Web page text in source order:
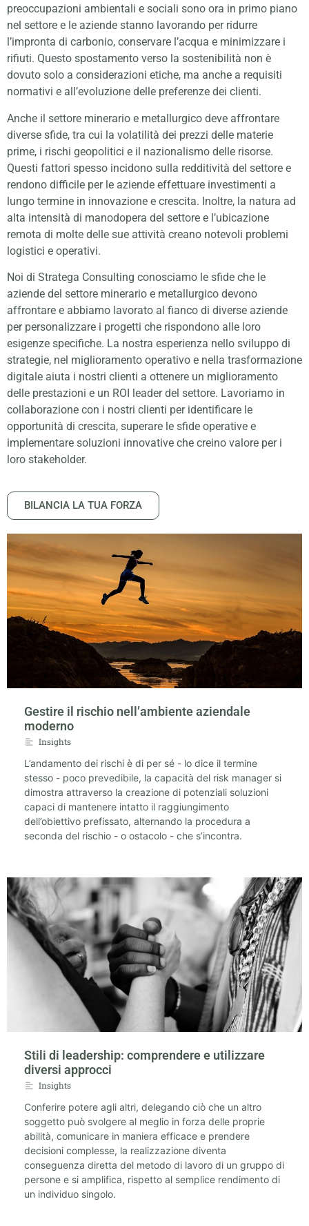
preoccupazioni ambientali e sociali sono ora in primo piano
nel settore e le aziende stanno lavorando per ridurre
l’impronta di carbonio, conservare l’acqua e minimizzare i
rifiuti. Questo spostamento verso la sostenibilità non è
dovuto solo a considerazioni etiche, ma anche a requisiti
normativi e all’evoluzione delle preferenze dei clienti.
Anche il settore minerario e metallurgico deve affrontare
diverse sfide, tra cui la volatilità dei prezzi delle materie
prime, i rischi geopolitici e il nazionalismo delle risorse.
Questi fattori spesso incidono sulla redditività del settore e
rendono difficile per le aziende effettuare investimenti a
lungo termine in innovazione e crescita. Inoltre, la natura ad
alta intensità di manodopera del settore e l’ubicazione
remota di molte delle sue attività creano notevoli problemi
logistici e operativi.
Noi di Stratega Consulting conosciamo le sfide che le
aziende del settore minerario e metallurgico devono
affrontare e abbiamo lavorato al fianco di diverse aziende
per personalizzare i progetti che rispondono alle loro
esigenze specifiche. La nostra esperienza nello sviluppo di
strategie, nel miglioramento operativo e nella trasformazione
digitale aiuta i nostri clienti a ottenere un miglioramento
delle prestazioni e un ROI leader del settore. Lavoriamo in
collaborazione con i nostri clienti per identificare le
opportunità di crescita, superare le sfide operative e
implementare soluzioni innovative che creino valore per i
loro stakeholder.
BILANCIA LA TUA FORZA
Gestire il rischio nell’ambiente aziendale
moderno
Insights
L’andamento dei rischi è di per sé - lo dice il termine
stesso - poco prevedibile, la capacità del risk manager si
dimostra attraverso la creazione di potenziali soluzioni
capaci di mantenere intatto il raggiungimento
dell’obiettivo prefissato, alternando la procedura a
seconda del rischio - o ostacolo - che s’incontra.
Stili di leadership: comprendere e utilizzare
diversi approcci
Insights
Conferire potere agli altri, delegando ciò che un altro
soggetto può svolgere al meglio in forza delle proprie
abilità, comunicare in maniera efficace e prendere
decisioni complesse, la realizzazione diventa
conseguenza diretta del metodo di lavoro di un gruppo di
persone e si amplifica, rispetto al semplice rendimento di
un individuo singolo.